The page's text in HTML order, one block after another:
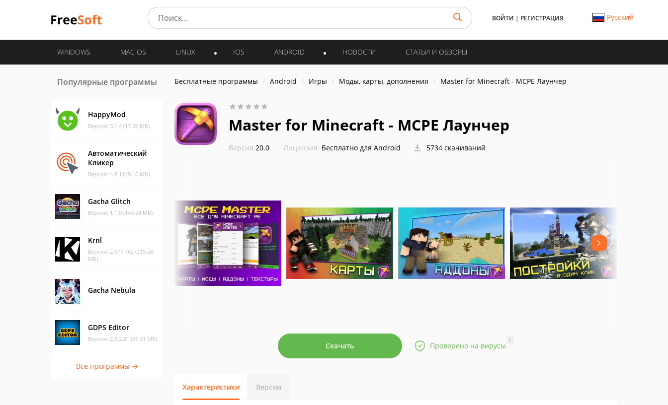
ВОЙТИ | РЕГИСТРАЦИЯ Русский
WINDOWS MAC OS LINUX IOS ANDROID НОВОСТИ СТАТЬИ И ОБЗОРЫ
Популярные программы
HappyMod
Версия: 3.1.4 (17.36 МБ)
Автоматический
Кликер
Версия: 4.8.11 (9.16 МБ)
Gacha Glitch
Версия: 1.1.0 (144.94 МБ)
Krnl
Версия: 2.677.762 (215.28
МБ)
Gacha Nebula
GDPS Editor
Версия: 2.2.2.21 (95.31 МБ)
Все программы →
Бесплатные программы Android Игры Моды, карты, дополнения Master for Minecraft - MCPE Лаунчер
Master for Minecraft - MCPE Лаунчер
Версия:20.0 Лицензия: Бесплатно для Android 5734 скачиваний
Скачать Проверено на вирусы
?
Характеристики Версии